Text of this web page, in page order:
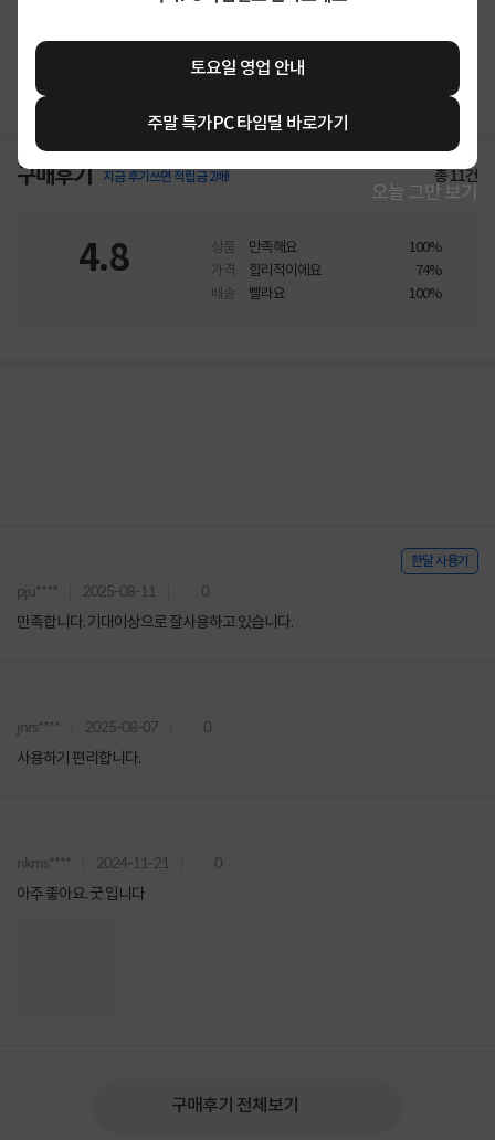
토요일 영업 안내
주말 특가PC 타임딜 바로가기
오늘 그만 보기
구매후기 지금 후기쓰면 적립금 2배! 총11건
4.8 상품 만족해요
100%
가격
합리적이에요
74%
배송
빨라요 100%
한달 사용기
pju**** 2025-08-11 0
만족합니다. 기대이상으로 잘사용하고 있습니다.
jnrs**** 2025-08-07 0
사용하기 편리합니다.
nkms**** 2024-11-21 0
아주 좋아요. 굿 입니다
구매후기 전체보기